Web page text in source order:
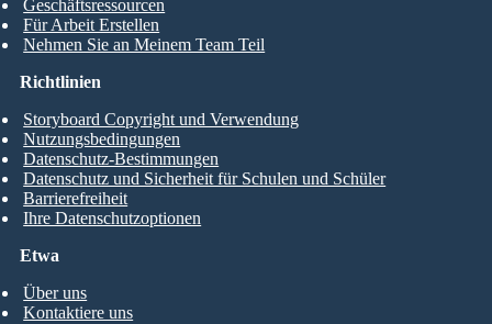
Geschäftsressourcen
Für Arbeit Erstellen
Nehmen Sie an Meinem Team Teil
Etwa
Über uns
Kontaktiere uns
Richtlinien
Storyboard Copyright und Verwendung
Nutzungsbedingungen
Datenschutz-Bestimmungen
Datenschutz und Sicherheit für Schulen und Schüler
Barrierefreiheit
Ihre Datenschutzoptionen